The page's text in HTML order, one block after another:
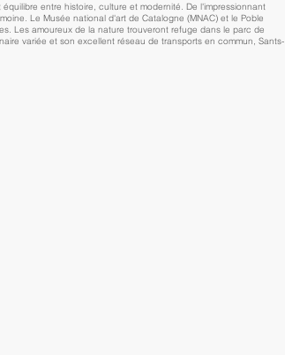
entre histoire, culture et modernité. De l'impressionnant
Le Musée national d'art de Catalogne (MNAC) et le Poble
Les amoureux de la nature trouveront refuge dans le parc de
variée et son excellent réseau de transports en commun, Sants-